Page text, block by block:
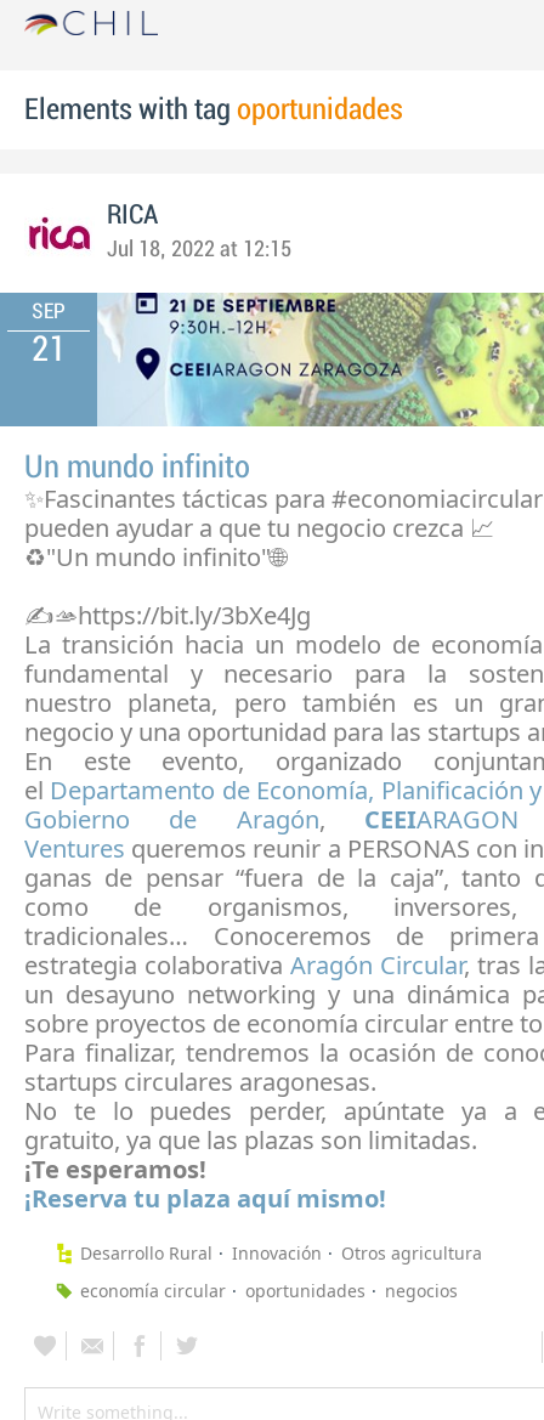
Elements with tag oportunidades
RICA
Jul 18, 2022 at 12:15
SEP
21
Un mundo infinito
✨Fascinantes tácticas para
pueden ayudar a que tu negocio crezca 📈
♻️"Un mundo infinito"🌐
✍️🫴https://bit.ly/3bXe4Jg
La transición hacia un modelo de
fundamental y necesario para la
nuestro planeta, pero también es un
negocio y una oportunidad para las startups
En este evento, organizado
el Departamento de Economía, Planificación
Gobierno de Aragón, CEEIARAGON
Ventures queremos reunir a PERSONAS con
ganas de pensar “fuera de la caja”, tanto
como de organismos, inversores,
tradicionales… Conoceremos de
estrategia colaborativaAragón Circular, tras
un desayuno networking y una dinámica
sobre proyectos de economía circular entre
Para finalizar, tendremos la ocasión de
startups circulares aragonesas.
No te lo puedes perder, apúntate ya a
gratuito, ya que las plazas son limitadas.
¡Te esperamos!
¡Reserva tu plaza aquí mismo!
Desarrollo Rural Innovación
Otros agricultura
economía circular
oportunidades negocios